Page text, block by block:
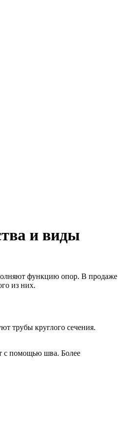
и виды
функцию опор. В продаже
из них.
трубы круглого сечения.
с помощью шва. Более